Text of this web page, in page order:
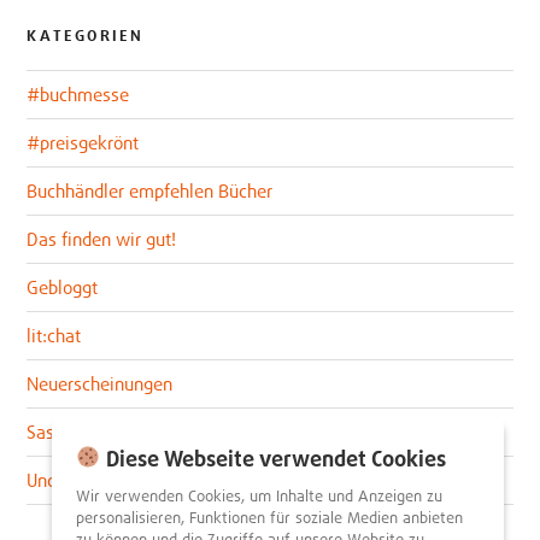
KATEGORIEN
#buchmesse
#preisgekrönt
Buchhändler empfehlen Bücher
Das finden wir gut!
Gebloggt
lit:chat
Neuerscheinungen
Sascha im lit:blog
Uncategorized
Diese Webseite verwendet Cookies
Wir verwenden Cookies, um Inhalte und Anzeigen zu
personalisieren, Funktionen für soziale Medien anbieten